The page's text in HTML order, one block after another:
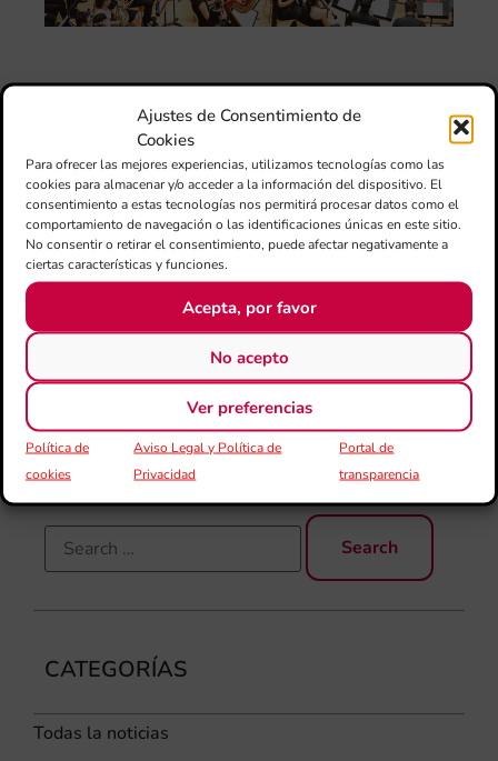
Ajustes de Consentimiento de
Cookies
Para ofrecer las mejores experiencias, utilizamos tecnologías como las
cookies para almacenar y/o acceder a la información del dispositivo. El
consentimiento a estas tecnologías nos permitirá procesar datos como el
comportamiento de navegación o las identificaciones únicas en este sitio.
No consentir o retirar el consentimiento, puede afectar negativamente a
ciertas características y funciones.
Acepta, por favor
No acepto
Ver preferencias
Política de
cookies
Aviso Legal y Política de
Privacidad
Portal de
transparencia
de
CATEGORÍAS
Todas la noticias